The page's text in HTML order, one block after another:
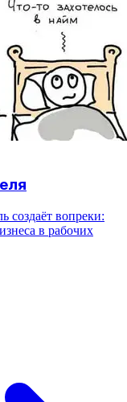
создаёт вопреки:
в рабочих